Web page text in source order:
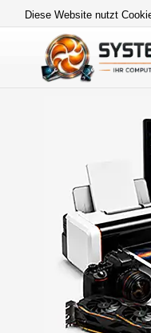
Diese Website nutzt